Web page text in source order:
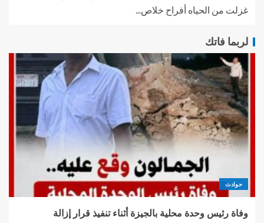
غزلت من الحياه أفراح خلاص...
لربما فاتك
حوادث
وفاة رئيس وحدة محلية بالجيزة أثناء تنفيذ قرار إزالة